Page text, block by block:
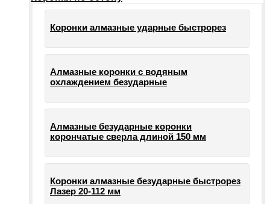
Коронки алмазные ударные быстрорез
Алмазные коронки с водяным
охлаждением безударные
Алмазные безударные коронки
корончатые сверла длиной 150 мм
Коронки алмазные безударные быстрорез
Лазер 20-112 мм